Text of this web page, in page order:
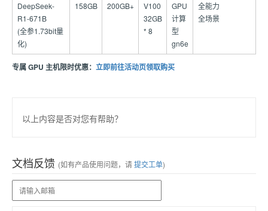
DeepSeek-
R1-671B
(全参1.73bit量
化)
158GB 200GB+
V100
32GB
* 8
GPU
计算
型
gn6e
全能力
全场景
专属 GPU 主机限时优惠： 立即前往活动页领取购买
以上内容是否对您有帮助？
文档反馈 (如有产品使用问题，请提交工单)